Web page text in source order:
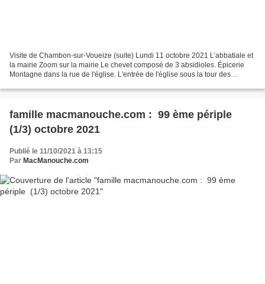
Visite de Chambon-sur-Voueize (suite) Lundi 11 octobre 2021 L’abbatiale et
la mairie Zoom sur la mairie Le chevet composé de 3 absidioles. Épicerie
Montagne dans la rue de l'église. L'entrée de l'église sous la tour des
famille macmanouche.com : 99 ème périple
(1/3) octobre 2021
Publié le 11/10/2021 à 13:15
Par MacManouche.com